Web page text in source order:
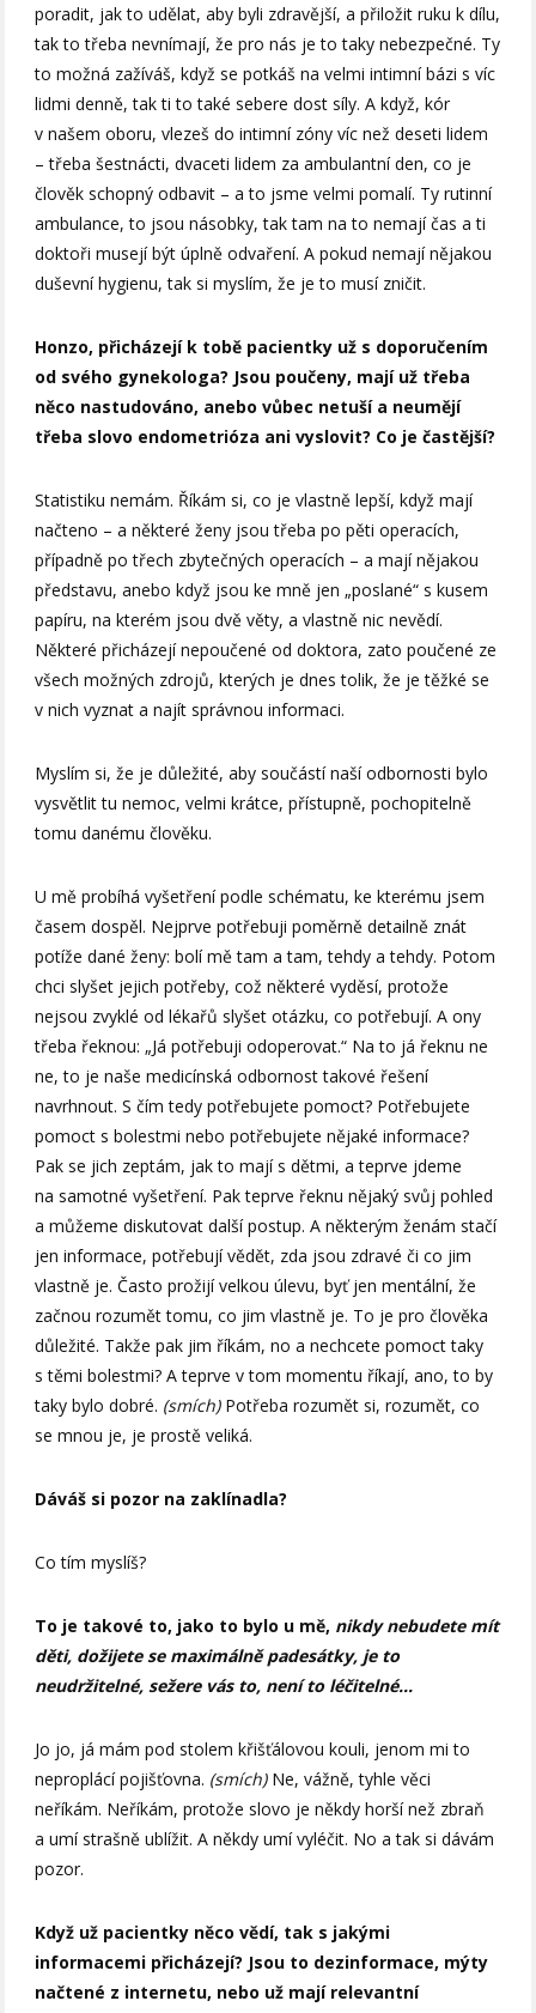
poradit, jak to udělat, aby byli zdravější, a přiložit ruku k dílu,
tak to třeba nevnímají, že pro nás je to taky nebezpečné. Ty
to možná zažíváš, když se potkáš na velmi intimní bázi s víc
lidmi denně, tak ti to také sebere dost síly. A když, kór
v našem oboru, vlezeš do intimní zóny víc než deseti lidem
– třeba šestnácti, dvaceti lidem za ambulantní den, co je
člověk schopný odbavit – a to jsme velmi pomalí. Ty rutinní
ambulance, to jsou násobky, tak tam na to nemají čas a ti
doktoři musejí být úplně odvaření. A pokud nemají nějakou
duševní hygienu, tak si myslím, že je to musí zničit.
Honzo, přicházejí k tobě pacientky už s doporučením
od svého gynekologa? Jsou poučeny, mají už třeba
něco nastudováno, anebo vůbec netuší a neumějí
třeba slovo endometrióza ani vyslovit? Co je častější?
Statistiku nemám. Říkám si, co je vlastně lepší, když mají
načteno – a některé ženy jsou třeba po pěti operacích,
případně po třech zbytečných operacích – a mají nějakou
představu, anebo když jsou ke mně jen „poslané“ s kusem
papíru, na kterém jsou dvě věty, a vlastně nic nevědí.
Některé přicházejí nepoučené od doktora, zato poučené ze
všech možných zdrojů, kterých je dnes tolik, že je těžké se
v nich vyznat a najít správnou informaci.
Myslím si, že je důležité, aby součástí naší odbornosti bylo
vysvětlit tu nemoc, velmi krátce, přístupně, pochopitelně
tomu danému člověku.
U mě probíhá vyšetření podle schématu, ke kterému jsem
časem dospěl. Nejprve potřebuji poměrně detailně znát
potíže dané ženy: bolí mě tam a tam, tehdy a tehdy. Potom
chci slyšet jejich potřeby, což některé vyděsí, protože
nejsou zvyklé od lékařů slyšet otázku, co potřebují. A ony
třeba řeknou: „Já potřebuji odoperovat.“ Na to já řeknu ne
ne, to je naše medicínská odbornost takové řešení
navrhnout. S čím tedy potřebujete pomoct? Potřebujete
pomoct s bolestmi nebo potřebujete nějaké informace?
Pak se jich zeptám, jak to mají s dětmi, a teprve jdeme
na samotné vyšetření. Pak teprve řeknu nějaký svůj pohled
a můžeme diskutovat další postup. A některým ženám stačí
jen informace, potřebují vědět, zda jsou zdravé či co jim
vlastně je. Často prožijí velkou úlevu, byť jen mentální, že
začnou rozumět tomu, co jim vlastně je. To je pro člověka
důležité. Takže pak jim říkám, no a nechcete pomoct taky
s těmi bolestmi? A teprve v tom momentu říkají, ano, to by
taky bylo dobré. (smích)Potřeba rozumět si, rozumět, co
se mnou je, je prostě veliká.
Dáváš si pozor na zaklínadla?
Co tím myslíš?
To je takové to, jako to bylo u mě, nikdy nebudete mít
děti, dožijete se maximálně padesátky, je to
neudržitelné, sežere vás to, není to léčitelné…
Jo jo, já mám pod stolem křišťálovou kouli, jenom mi to
neproplácí pojišťovna. (smích)Ne, vážně, tyhle věci
neříkám. Neříkám, protože slovo je někdy horší než zbraň
a umí strašně ublížit. A někdy umí vyléčit. No a tak si dávám
pozor.
Když už pacientky něco vědí, tak s jakými
informacemi přicházejí? Jsou to dezinformace, mýty
načtené z internetu, nebo už mají relevantní